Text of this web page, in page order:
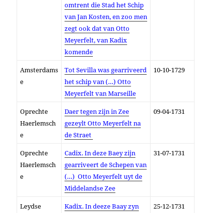
omtrent die Stad het Schip
van Jan Kosten, en zoo men
zegt ook dat van Otto
Meyerfelt, van Kadix
komende
Amsterdams
e
Tot Sevilla was gearriveerd
het schip van (…) Otto
Meyerfelt van Marseille
10-10-1729
Oprechte
Haerlemsch
e
Daer tegen zijn in Zee
gezeylt Otto Meyerfelt na
de Straet
09-04-1731
Oprechte
Haerlemsch
e
Cadix. In deze Baey zijn
gearriveert de Schepen van
(…) Otto Meyerfelt uyt de
Middelandse Zee
31-07-1731
Leydse
Kadix. In deeze Baay zyn
25-12-1731